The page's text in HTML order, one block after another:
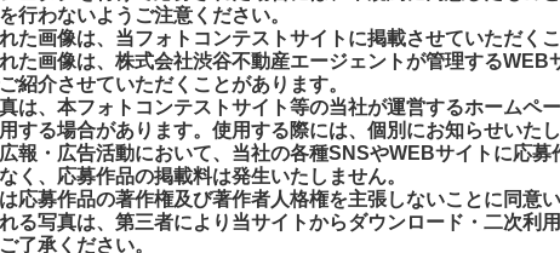
行わないようご注意ください。
れた画像は、当フォトコンテストサイトに掲載させていただく
れた画像は、株式会社渋谷不動産エージェントが管理する
紹介させていただくことがあります。
真は、本フォトコンテストサイト等の当社が運営するホームペ
する場合があります。使用する際には、個別にお知らせいたし
広報・広告活動において、当社の各種SNSやWEBサイトに応
く、応募作品の掲載料は発生いたしません。
は応募作品の著作権及び著作者人格権を主張しないことに同意い
れる写真は、第三者により当サイトからダウンロード・二次利
了承ください。